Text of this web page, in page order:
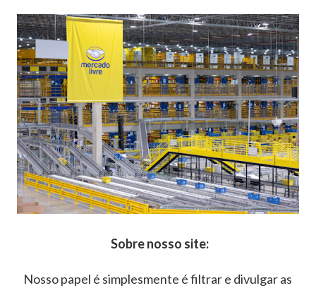
Sobre nosso site:
Nosso papel é simplesmente é filtrar e divulgar as